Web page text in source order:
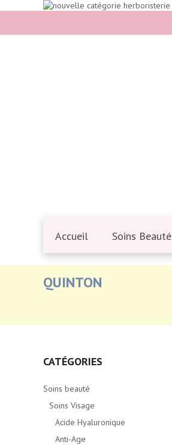
Accueil Soins Beauté
QUINTON
CATÉGORIES
Soins beauté
Soins Visage
Acide Hyaluronique
Anti-Age